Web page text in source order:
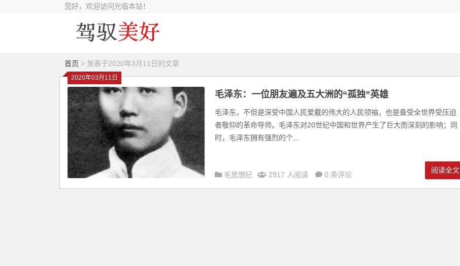
您好，欢迎访问光临本站！
首页 > 发表于2020年3月11日的文章
2020年03月11日
毛泽东：一位朋友遍及五大洲的“孤独”英雄
毛泽东，不但是深受中国人民爱戴的伟大的人民领袖，也是备受全世界受压迫
者敬仰的革命导师。毛泽东对20世纪中国和世界产生了巨大而深刻的影响；同
时，毛泽东拥有强烈的个...
毛思想纪 2917 人阅读 0 条评论
阅读全文